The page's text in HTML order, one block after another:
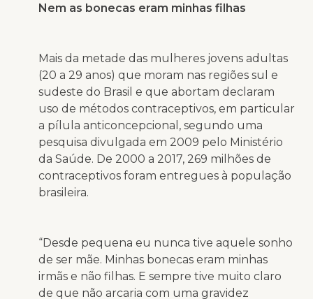
Nem as bonecas eram minhas filhas
Mais da metade das mulheres jovens adultas
(20 a 29 anos) que moram nas regiões sul e
sudeste do Brasil e que abortam declaram
uso de métodos contraceptivos, em particular
a pílula anticoncepcional, segundo uma
pesquisa divulgada em 2009 pelo Ministério
da Saúde. De 2000 a 2017, 269 milhões de
contraceptivos foram entregues à população
brasileira.
“Desde pequena eu nunca tive aquele sonho
de ser mãe. Minhas bonecas eram minhas
irmãs e não filhas. E sempre tive muito claro
de que não arcaria com uma gravidez